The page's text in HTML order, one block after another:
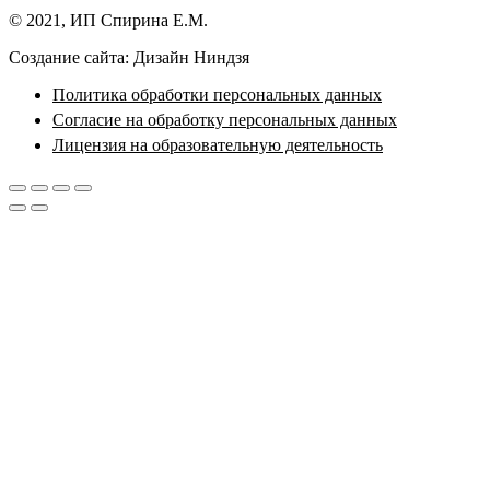
© 2021, ИП Спирина Е.М.
Создание сайта: Дизайн Ниндзя
Политика обработки персональных данных
Согласие на обработку персональных данных
Лицензия на образовательную деятельность